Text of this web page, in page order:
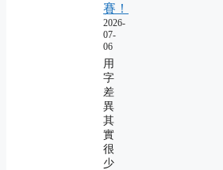
賽！
2026-
07-
06
用
字
差
異
其
實
很
少